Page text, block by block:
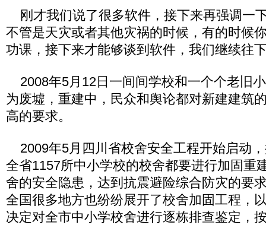
刚才我们说了很多软件，接下来再强调一
不管是天灾或者其他灾祸的时候，有的时候
功课，接下来才能够谈到软件，我们继续往
2008年5月12日一间间学校和一个个老旧
为废墟，重建中，民众和舆论都对新建建筑
高的要求。
2009年5月四川省校舍安全工程开始启动
全省1157所中小学校的校舍都要进行加固重
舍的安全隐患，达到抗震避险综合防灾的要
全国很多地方也纷纷展开了校舍加固工程，
决定对全市中小学校舍进行逐栋排查鉴定，